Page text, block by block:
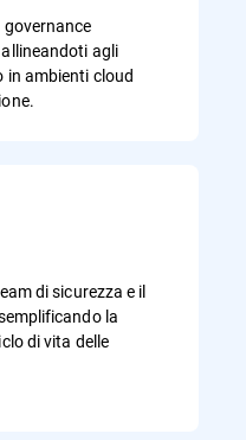
agli
in ambienti cloud
di sicurezza e il
la
di vita delle